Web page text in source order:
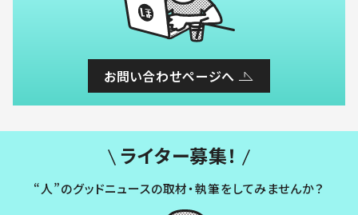
お問い合わせページへ
ライター募集！
“人”のグッドニュースの取材・執筆をしてみませんか？